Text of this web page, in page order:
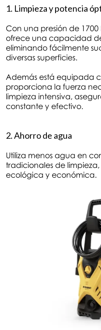
1. Limpieza y potencia
Con una presión de
ofrece una capacidad
eliminando fácilmente
diversas superficies.
Además está equipada
proporciona la fuerza
limpieza intensiva,
constante y efectivo.
2. Ahorro de agua
Utiliza menos agua en
tradicionales de
ecológica y económica.